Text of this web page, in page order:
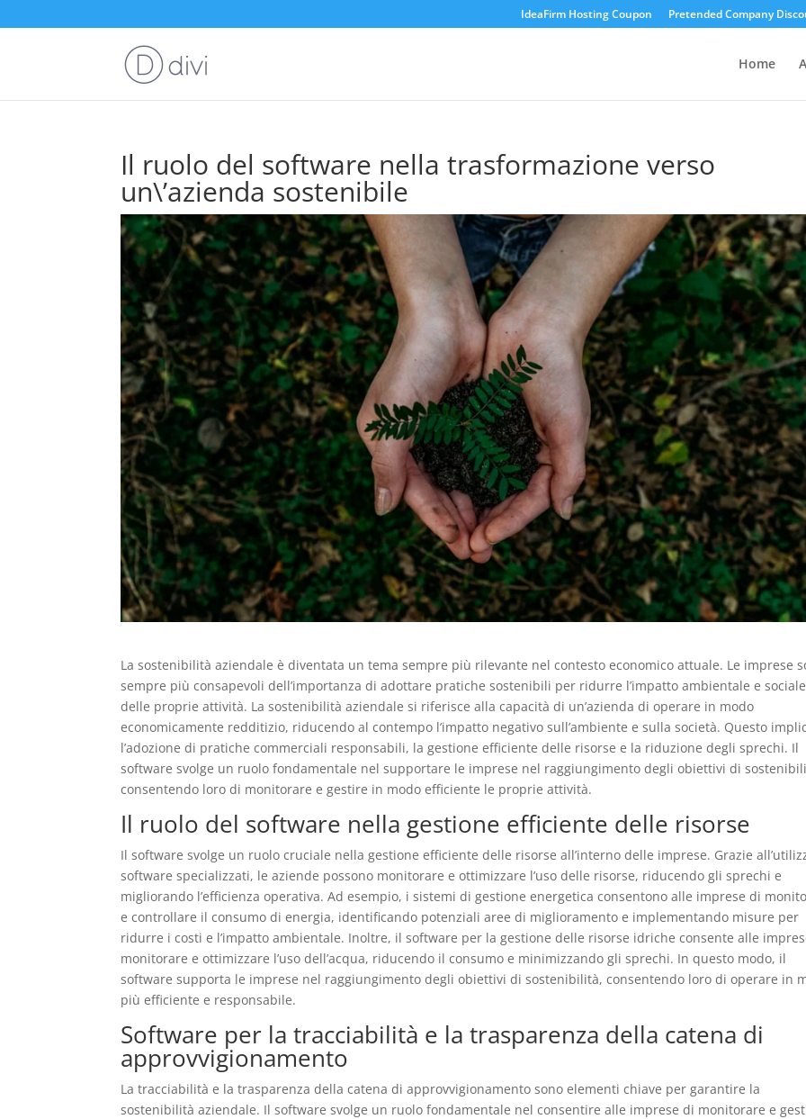
IdeaFirm Hosting Coupon Pretended Company
Home
Il ruolo del software nella trasformazione verso
un\’azienda sostenibile
La sostenibilità aziendale è diventata un tema sempre più rilevante nel contesto economico attuale. Le imprese
sempre più consapevoli dell’importanza di adottare pratiche sostenibili per ridurre l’impatto ambientale e sociale
delle proprie attività. La sostenibilità aziendale si riferisce alla capacità di un’azienda di operare in modo
economicamente redditizio, riducendo al contempo l’impatto negativo sull’ambiente e sulla società. Questo
l’adozione di pratiche commerciali responsabili, la gestione efficiente delle risorse e la riduzione degli sprechi. Il
software svolge un ruolo fondamentale nel supportare le imprese nel raggiungimento degli obiettivi di
consentendo loro di monitorare e gestire in modo efficiente le proprie attività.
Il ruolo del software nella gestione efficiente delle risorse
Il software svolge un ruolo cruciale nella gestione efficiente delle risorse all’interno delle imprese. Grazie
software specializzati, le aziende possono monitorare e ottimizzare l’uso delle risorse, riducendo gli sprechi e
migliorando l’efficienza operativa. Ad esempio, i sistemi di gestione energetica consentono alle imprese di
e controllare il consumo di energia, identificando potenziali aree di miglioramento e implementando misure per
ridurre i costi e l’impatto ambientale. Inoltre, il software per la gestione delle risorse idriche consente alle
monitorare e ottimizzare l’uso dell’acqua, riducendo il consumo e minimizzando gli sprechi. In questo modo, il
software supporta le imprese nel raggiungimento degli obiettivi di sostenibilità, consentendo loro di operare in
più efficiente e responsabile.
Software per la tracciabilità e la trasparenza della catena di
approvvigionamento
La tracciabilità e la trasparenza della catena di approvvigionamento sono elementi chiave per garantire la
sostenibilità aziendale. Il software svolge un ruolo fondamentale nel consentire alle imprese di monitorare e